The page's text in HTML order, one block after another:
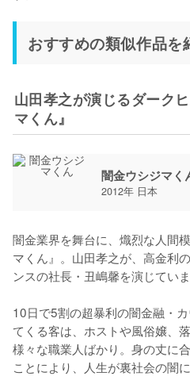
おすすめの類似作品を
山田孝之が演じるダーク
マくん』
闇金ウシジマく
2012年 日本
闇金業界を舞台に、熾烈な人間
マくん』。山田孝之が、高金利
ンスの社長・丑嶋馨を演じていま
10日で5割の超暴利の闇金融・
てくる客は、ホストや風俗嬢、
様々な職業人ばかり。身の丈に
ことにより、人生が裏社会の闇